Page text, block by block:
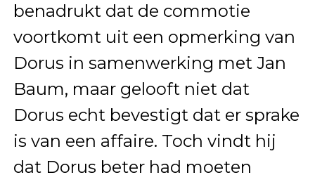
benadrukt dat de commotie
voortkomt uit een opmerking van
Dorus in samenwerking met Jan
Baum, maar gelooft niet dat
Dorus echt bevestigt dat er sprake
is van een affaire. Toch vindt hij
dat Dorus beter had moeten